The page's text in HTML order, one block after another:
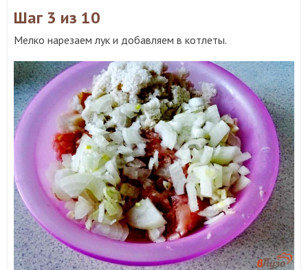
Шаг 3 из 10
Мелко нарезаем лук и добавляем в котлеты.